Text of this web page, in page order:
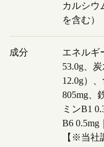
カルシウ
を含む）
成分
エネルギ
53.0g、
12.0g）
805mg、
ミンB1
B6
【※当社